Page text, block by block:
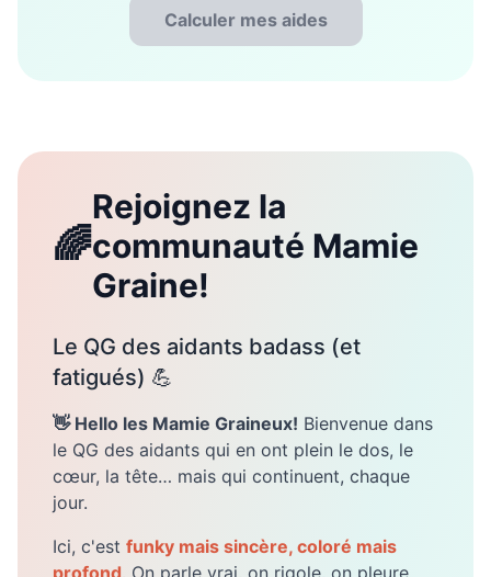
Calculer mes aides
🌈
Rejoignez la
communauté Mamie
Graine!
Le QG des aidants badass (et
fatigués) 💪
👋 Hello les Mamie Graineux! Bienvenue dans
le QG des aidants qui en ont plein le dos, le
cœur, la tête… mais qui continuent, chaque
jour.
Ici, c'est funky mais sincère, coloré mais
profond. On parle vrai, on rigole, on pleure